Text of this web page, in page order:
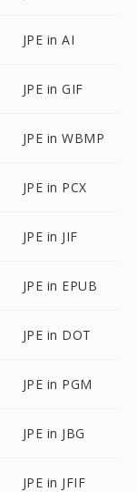
JPE in AI
JPE in GIF
JPE in WBMP
JPE in PCX
JPE in JIF
JPE in EPUB
JPE in DOT
JPE in PGM
JPE in JBG
JPE in JFIF